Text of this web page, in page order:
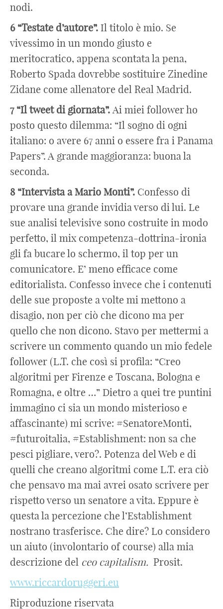
nodi.
6 “Testate d’autore”. Il titolo è mio. Se
vivessimo in un mondo giusto e
meritocratico, appena scontata la pena,
Roberto Spada dovrebbe sostituire Zinedine
Zidane come allenatore del Real Madrid.
7 “Il tweet di giornata”. Ai miei follower ho
posto questo dilemma: “Il sogno di ogni
italiano: o avere 67 anni o essere fra i Panama
Papers”. A grande maggioranza: buona la
seconda.
8 “Intervista a Mario Monti”. Confesso di
provare una grande invidia verso di lui. Le
sue analisi televisive sono costruite in modo
perfetto, il mix competenza-dottrina-ironia
gli fa bucare lo schermo, il top per un
comunicatore. E’ meno efficace come
editorialista. Confesso invece che i contenuti
delle sue proposte a volte mi mettono a
disagio, non per ciò che dicono ma per
quello che non dicono. Stavo per mettermi a
scrivere un commento quando un mio fedele
follower (L.T. che così si profila: “Creo
algoritmi per Firenze e Toscana, Bologna e
Romagna, e oltre …” Dietro a quei tre puntini
immagino ci sia un mondo misterioso e
affascinante) mi scrive: #SenatoreMonti,
#futuroitalia, #Establishment: non sa che
pesci pigliare, vero?. Potenza del Web e di
quelli che creano algoritmi come L.T. era ciò
che pensavo ma mai avrei osato scrivere per
rispetto verso un senatore a vita. Eppure è
questa la percezione che l’Establishment
nostrano trasferisce. Che dire? Lo considero
un aiuto (involontario of course) alla mia
descrizione del ceo capitalism. Prosit.
www.riccardoruggeri.eu
Riproduzione riservata